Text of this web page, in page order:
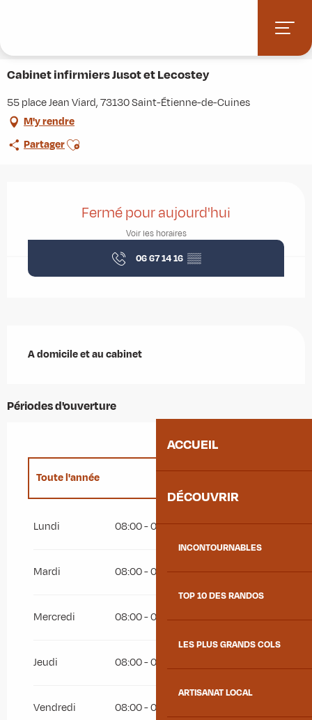
principal
ACCUEIL
DÉCOUVRIR
INCONTOURNABLES
TOP 10 DES RANDOS
LES PLUS GRANDS COLS
ARTISANAT LOCAL
Cabinet infirmiers Jusot et Lecostey
55 place Jean Viard, 73130 Saint-Étienne-de-Cuines
M'y rendre
PartagerAjouter aux favoris
Fermé pour aujourd'hui
Voir les horaires
06 67 14 16 ▒▒
A domicile et au cabinet
Périodes d'ouverture
Toute l'année
Lundi 08:00 - 08:30
Mardi 08:00 - 08:30
Mercredi 08:00 - 08:30
Jeudi 08:00 - 08:30
Vendredi 08:00 - 08:30